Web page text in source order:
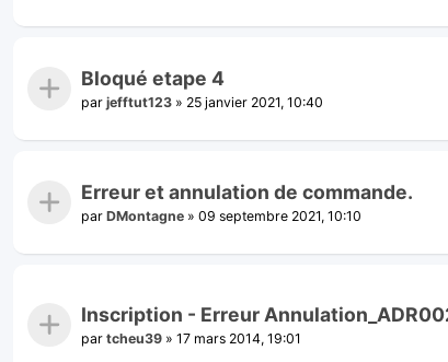
Bloqué etape 4
par jefftut123 » 25 janvier 2021, 10:40
Erreur et annulation de commande.
par DMontagne » 09 septembre 2021, 10:10
Inscription - Erreur
par tcheu39 » 17 mars 2014, 19:01